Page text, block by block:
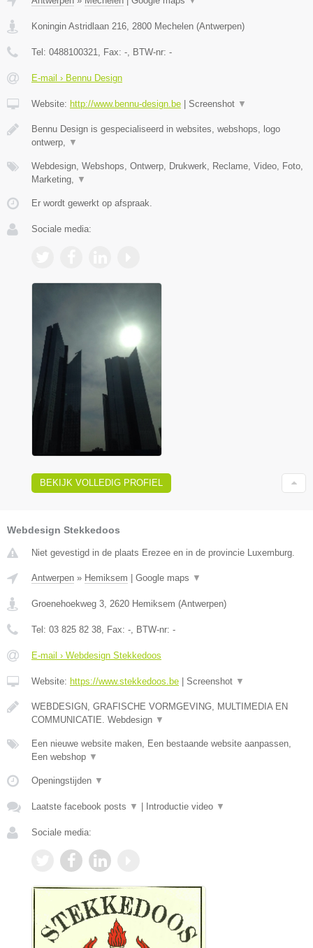
Koningin Astridlaan 216 2800 Mechelen (Antwerpen)
Tel: 0488100321 , Fax: - , BTW-nr: -
E-mail › Bennu Design
Website: http://www.bennu-design.be Screenshot ▼
Bennu Design is gespecialiseerd in websites, webshops, logo
ontwerp,
▼
Webdesign, Webshops, Ontwerp, Drukwerk, Reclame, Video, Foto,
Marketing,
▼
Er wordt gewerkt op afspraak.
Sociale media:
BEKIJK VOLLEDIG PROFIEL
Webdesign Stekkedoos
Niet gevestigd in de plaats Erezee en in de provincie Luxemburg.
Antwerpen » Hemiksem Google maps ▼
Groenehoekweg 3, 2620 Hemiksem (Antwerpen)
Tel: 03 825 82 38, Fax: -, BTW-nr: -
E-mail › Webdesign Stekkedoos
Website: https://www.stekkedoos.be Screenshot ▼
WEBDESIGN, GRAFISCHE VORMGEVING, MULTIMEDIA EN
COMMUNICATIE. Webdesign ▼
Een nieuwe website maken, Een bestaande website aanpassen,
Een webshop ▼
Openingstijden ▼
Laatste facebook posts ▼ Introductie video ▼
Sociale media: